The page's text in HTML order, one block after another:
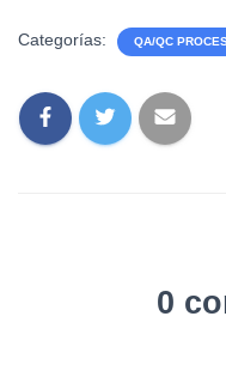
Categorías: QA/QC
0